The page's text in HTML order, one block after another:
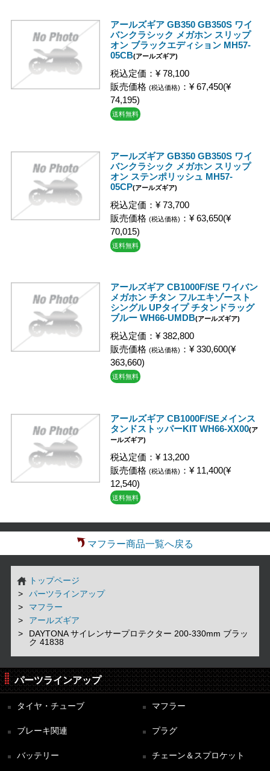
アールズギア GB350 GB350S ワイ
バンクラシック メガホン スリップ
オン ブラックエディション MH57-
05CB(アールズギア)
税込定価：¥ 78,100
販売価格 (税込価格) ：¥ 67,450(¥
74,195)
送料無料
アールズギア GB350 GB350S ワイ
バンクラシック メガホン スリップ
オン ステンポリッシュ MH57-
05CP(アールズギア)
税込定価：¥ 73,700
販売価格 (税込価格) ：¥ 63,650(¥
70,015)
送料無料
アールズギア CB1000F/SE ワイバン
メガホン チタン フルエキゾースト
シングル UPタイプ チタンドラッグ
ブルー WH66-UMDB(アールズギア)
税込定価：¥ 382,800
販売価格 (税込価格) ：¥ 330,600(¥
363,660)
送料無料
アールズギア CB1000F/SEメインス
タンドストッパーKIT WH66-XX00(ア
ールズギア)
税込定価：¥ 13,200
販売価格 (税込価格) ：¥ 11,400(¥
12,540)
送料無料
マフラー商品一覧へ戻る
トップページ
パーツラインアップ
マフラー
アールズギア
DAYTONA サイレンサープロテクター 200-330mm ブラッ
ク 41838
パーツラインアップ
タイヤ・チューブ マフラー
ブレーキ関連 プラグ
バッテリー チェーン＆スプロケット